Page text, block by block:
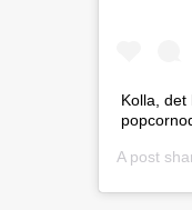
Kolla,
A post